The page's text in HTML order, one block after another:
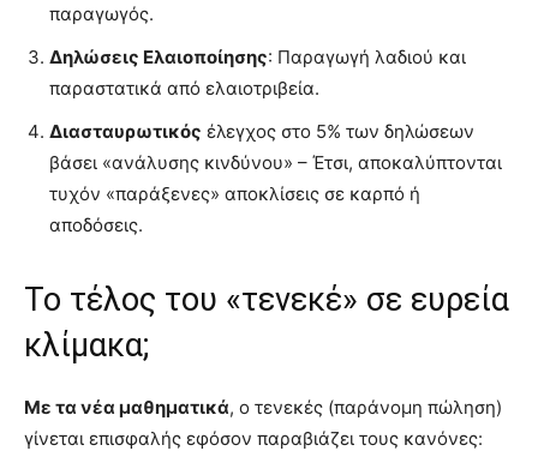
παραγωγός.
Δηλώσεις Ελαιοποίησης: Παραγωγή λαδιού και
παραστατικά από ελαιοτριβεία.
Διασταυρωτικός έλεγχος στο 5% των δηλώσεων
βάσει «ανάλυσης κινδύνου» – Έτσι, αποκαλύπτονται
τυχόν «παράξενες» αποκλίσεις σε καρπό ή
αποδόσεις.
Το τέλος του «τενεκέ» σε ευρεία
κλίμακα;
Με τα νέα μαθηματικά, ο τενεκές (παράνομη πώληση)
γίνεται επισφαλής εφόσον παραβιάζει τους κανόνες: